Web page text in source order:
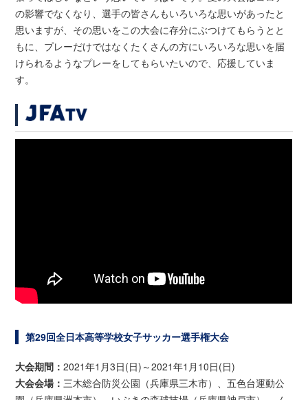
の影響でなくなり、選手の皆さんもいろいろな思いがあったと
思いますが、その思いをこの大会に存分にぶつけてもらうとと
もに、プレーだけではなくたくさんの方にいろいろな思いを届
けられるようなプレーをしてもらいたいので、応援していま
す。
第29回全日本高等学校女子サッカー選手権大会
大会期間：2021年1月3日(日)～2021年1月10日(日)
大会会場： 三木総合防災公園（兵庫県三木市）、五色台運動公